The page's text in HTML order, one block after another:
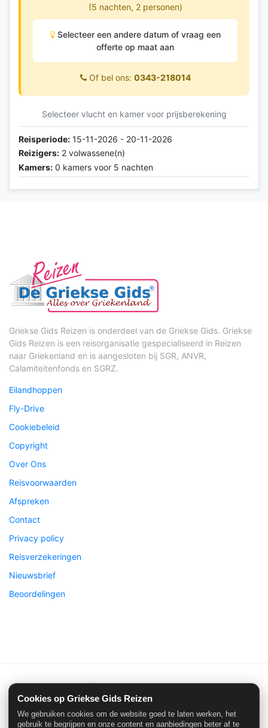
Cookies op Griekse Gids Reizen
We gebruiken cookies om de website goed te laten werken, het
gebruik te begrijpen en onze content en aanbiedingen beter af te
(5 nachten, 2 personen)
Selecteer een andere datum of vraag een
offerte op maat aan
Of bel ons: 0343-218014
Selecteer vlucht en kamer voor prijsberekening
Reisperiode: 15-11-2026 - 20-11-2026
Reizigers: 2 volwassene(n)
Kamers: 0 kamers voor 5 nachten
Griekse Gids Reizen is onderdeel van de Griekse Gids. Griekse
Gids Reizen is een reisorganisatie gespecialiseerd in Reizen
naar Griekenland en is aangesloten bij SGR, ANVR,
Calamiteitenfonds en SGRZ.
Eilandhoppen
Fly-Drive
Cookiebeleid
Copyright
Over Ons
Reisvoorwaarden
Afspreken
Contact
Privacy policy
Reisverzekeringen
Nieuwsbrief
Beoordelingen
Griekse Gids Reizen